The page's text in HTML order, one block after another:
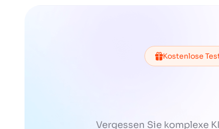
Kostenlose
Vergessen Sie komplexe